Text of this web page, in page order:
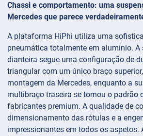
Chassi e comportamento: uma
Mercedes que parece
A plataforma HiPhi utiliza uma
pneumática totalmente em alumínio. A
dianteira segue uma configuração de
triangular com um único braço
montagem da Mercedes, enquanto a
multibraço traseira se tornou o padrão
fabricantes premium. A qualidade de
dimensionamento das rótulas e a
impressionantes em todos os aspetos.